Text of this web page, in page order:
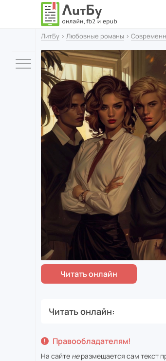
ЛитБу › Любовные романы ›
Читать онлайн
Правообладателям!
На сайте неразмещается сам текст